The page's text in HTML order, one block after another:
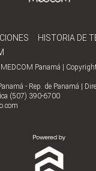
HISTORIA DE
MEDCOM Panamá |
- Rep. de Panamá |
(507) 390-6700